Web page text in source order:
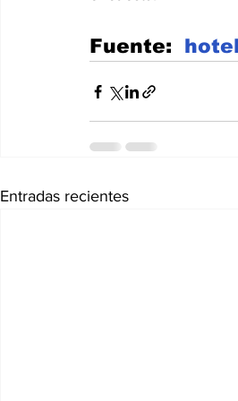
Fuente:
Entradas recientes